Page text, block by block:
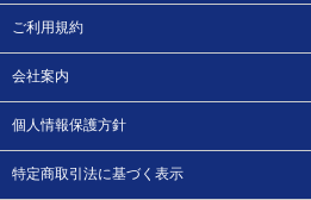
ご利用規約
会社案内
個人情報保護方針
特定商取引法に基づく表示